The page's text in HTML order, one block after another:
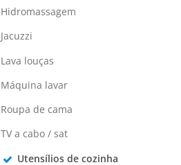
Hidromassagem
Jacuzzi
Lava louças
Máquina lavar
Roupa de cama
TV a cabo / sat
Utensílios de cozinha